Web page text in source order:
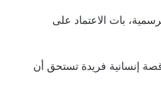
بات الاعتماد على
إنسانية فريدة تستحق أن